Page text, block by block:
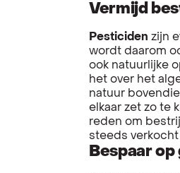
Vermijd
Pesticiden zijn
wordt daarom
ook natuurlijke
het over het
natuur
elkaar zet zo te
reden om
steeds
Bespaar